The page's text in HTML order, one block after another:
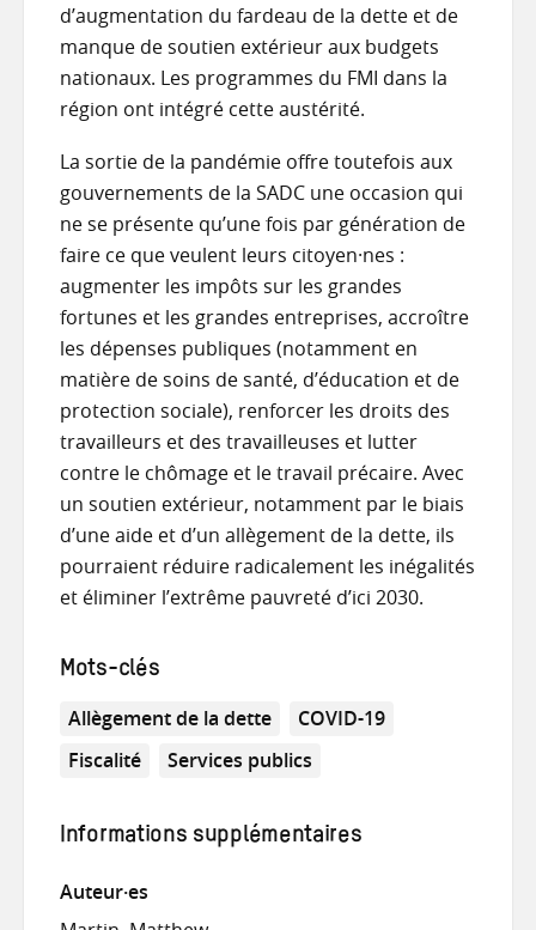
d’augmentation du fardeau de la dette et de
manque de soutien extérieur aux budgets
nationaux. Les programmes du FMI dans la
région ont intégré cette austérité.
La sortie de la pandémie offre toutefois aux
gouvernements de la SADC une occasion qui
ne se présente qu’une fois par génération de
faire ce que veulent leurs citoyen·nes :
augmenter les impôts sur les grandes
fortunes et les grandes entreprises, accroître
les dépenses publiques (notamment en
matière de soins de santé, d’éducation et de
protection sociale), renforcer les droits des
travailleurs et des travailleuses et lutter
contre le chômage et le travail précaire. Avec
un soutien extérieur, notamment par le biais
d’une aide et d’un allègement de la dette, ils
pourraient réduire radicalement les inégalités
et éliminer l’extrême pauvreté d’ici 2030.
Mots-clés
Allègement de la dette
COVID-19
Fiscalité
Services publics
Informations supplémentaires
Auteur·es